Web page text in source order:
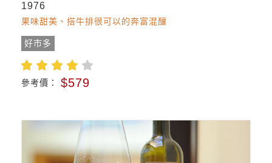
1976
果味甜美、搭牛排很可以的奔富混釀
好市多
參考價： $579